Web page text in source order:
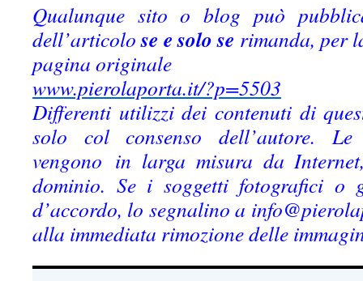
Qualunque sito o blog può
dell’articolose e solo se rimanda, per
pagina originale
www.pierolaporta.it/?p=5503
Differenti utilizzi dei contenuti di
solo col consenso dell’autore.
vengono in larga misura da
dominio. Se i soggetti fotografici o
d’accordo, lo segnalino a
alla immediata rimozione delle